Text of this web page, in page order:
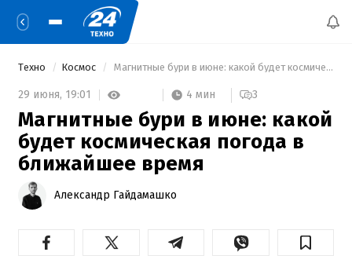
Техно Космос Магнитные бури в июне: какой будет космическая погода в ближайшее время
29 июня, 19:01 4 мин 3
Магнитные бури в июне: какой
будет космическая погода в
ближайшее время
Александр Гайдамашко